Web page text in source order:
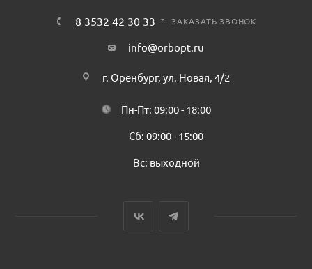
8 3532 42 30 33 ЗАКАЗАТЬ ЗВОНОК
info@orbopt.ru
г. Оренбург, ул. Новая, 4/2
Пн-Пт: 09:00 - 18:00
Сб: 09:00 - 15:00
Вс: выходной